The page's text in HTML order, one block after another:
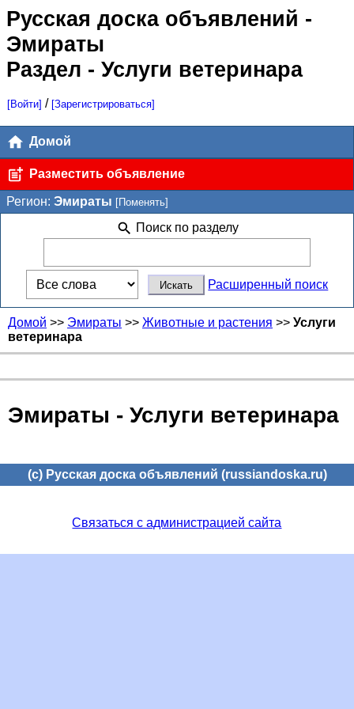
Русская доска объявлений -
Эмираты
Раздел - Услуги ветеринара
[Войти] / [Зарегистрироваться]
Домой
Разместить объявление
Регион: Эмираты [Поменять]
Поиск по разделу
Расширенный поиск
Домой >> Эмираты >> Животные и растения >> Услуги
ветеринара
Эмираты - Услуги ветеринара
(c) Русская доска объявлений (russiandoska.ru)
Связаться с администрацией сайта